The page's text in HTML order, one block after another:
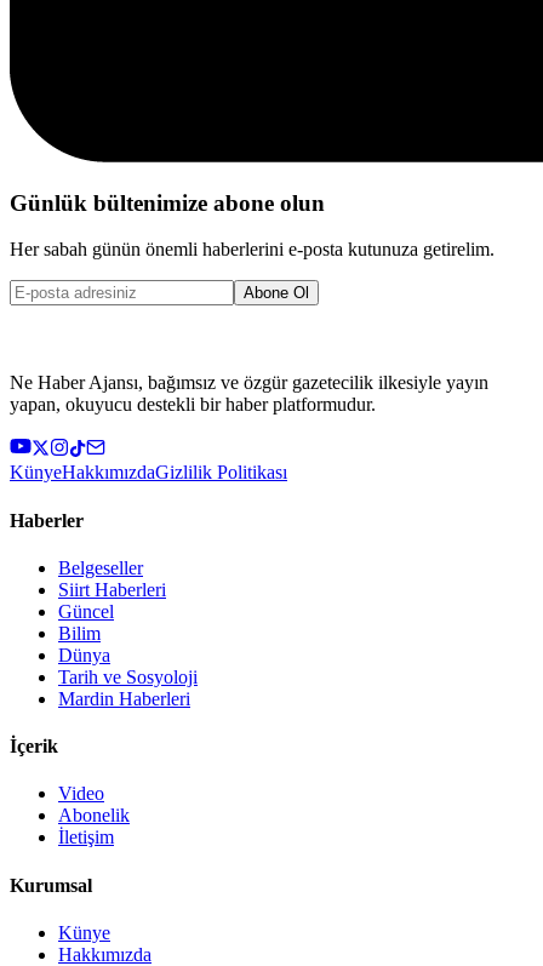
Günlük bültenimize abone olun
Her sabah günün önemli haberlerini e-posta kutunuza getirelim.
Abone Ol
Ne Haber Ajansı, bağımsız ve özgür gazetecilik ilkesiyle yayın
yapan, okuyucu destekli bir haber platformudur.
KünyeHakkımızdaGizlilik Politikası
Haberler
Belgeseller
Siirt Haberleri
Güncel
Bilim
Dünya
Tarih ve Sosyoloji
Mardin Haberleri
İçerik
Video
Abonelik
İletişim
Kurumsal
Künye
Hakkımızda